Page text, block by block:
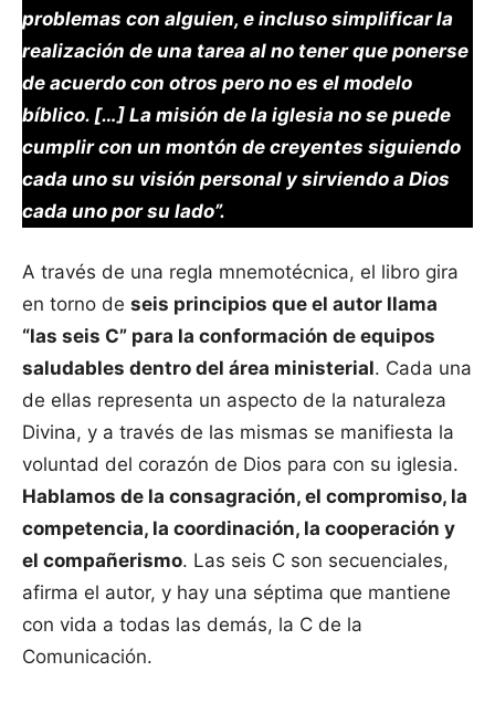
problemas con alguien, e incluso simplificar la
realización de una tarea al no tener que ponerse
de acuerdo con otros pero no es el modelo
bíblico. […] La misión de la iglesia no se puede
cumplir con un montón de creyentes siguiendo
cada uno su visión personal y sirviendo a Dios
cada uno por su lado”.
A través de una regla mnemotécnica, el libro gira
en torno de seis principios que el autor llama
“las seis C” para la conformación de equipos
saludables dentro del área ministerial. Cada una
de ellas representa un aspecto de la naturaleza
Divina, y a través de las mismas se manifiesta la
voluntad del corazón de Dios para con su iglesia.
Hablamos de la consagración, el compromiso, la
competencia, la coordinación, la cooperación y
el compañerismo. Las seis C son secuenciales,
afirma el autor, y hay una séptima que mantiene
con vida a todas las demás, la C de la
Comunicación.